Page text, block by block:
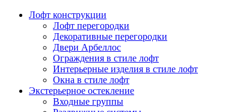
Лофт конструкции
Лофт перегородки
Декоративные перегородки
Двери Арбеллос
Ограждения в стиле лофт
Интерьерные изделия в стиле лофт
Окна в стиле лофт
Экстерьерное остекление
Входные группы